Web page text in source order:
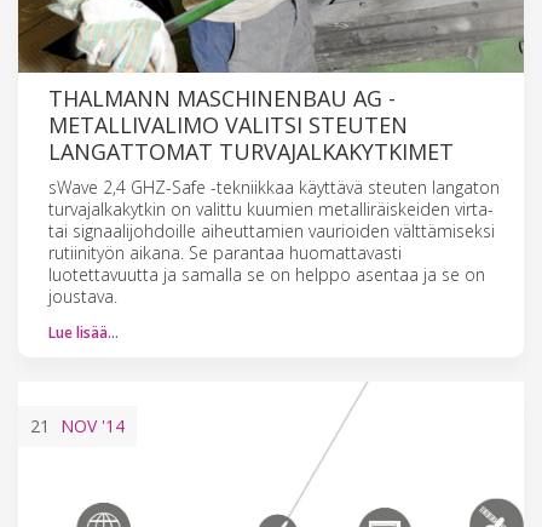
THALMANN MASCHINENBAU AG -
METALLIVALIMO VALITSI STEUTEN
LANGATTOMAT TURVAJALKAKYTKIMET
sWave 2,4 GHZ-Safe -tekniikkaa käyttävä steuten langaton
turvajalkakytkin on valittu kuumien metalliräiskeiden virta-
tai signaalijohdoille aiheuttamien vaurioiden välttämiseksi
rutiinityön aikana. Se parantaa huomattavasti
luotettavuutta ja samalla se on helppo asentaa ja se on
joustava.
Lue lisää…
21 NOV'14